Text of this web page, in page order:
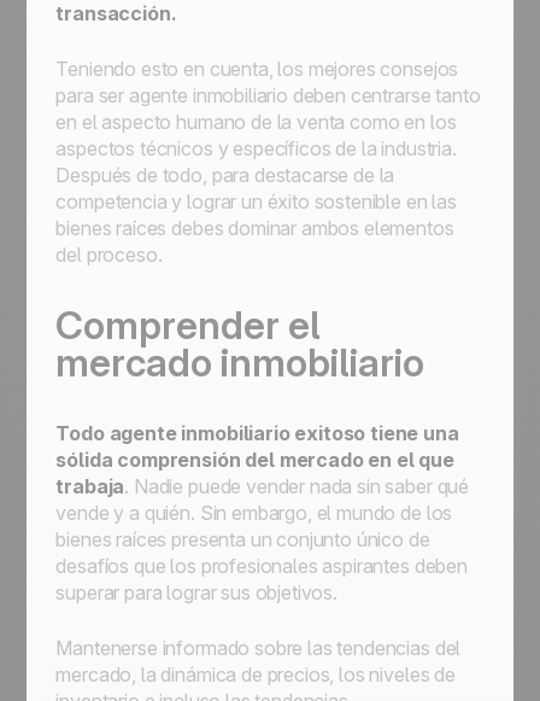
transacción.
Teniendo esto en cuenta, los mejores consejos
para ser agente inmobiliario deben centrarse tanto
en el aspecto humano de la venta como en los
aspectos técnicos y específicos de la industria.
Después de todo, para destacarse de la
competencia y lograr un éxito sostenible en las
bienes raíces debes dominar ambos elementos
del proceso.
Comprender el
mercado inmobiliario
Todo agente inmobiliario exitoso tiene una
sólida comprensión del mercado en el que
trabaja. Nadie puede vender nada sin saber qué
vende y a quién. Sin embargo, el mundo de los
bienes raíces presenta un conjunto único de
desafíos que los profesionales aspirantes deben
superar para lograr sus objetivos.
Mantenerse informado sobre las tendencias del
mercado, la dinámica de precios, los niveles de